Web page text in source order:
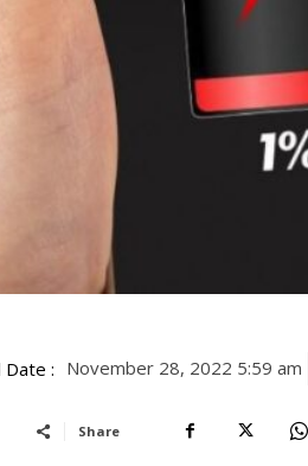
Date : November 28, 2022 5:59 am
Share